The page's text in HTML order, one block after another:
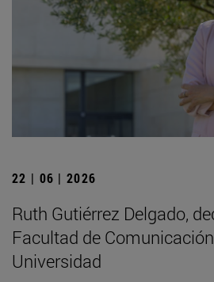
22 | 06 | 2026
Ruth Gutiérrez Delgado,
Facultad de
Universidad